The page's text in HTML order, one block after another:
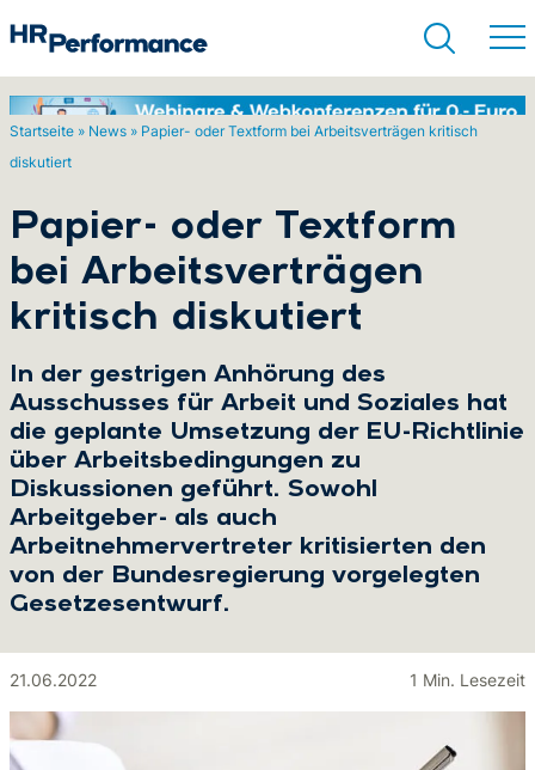
Startseite » News » Papier- oder Textform bei Arbeitsverträgen kritisch
diskutiert
Papier- oder Textform
bei Arbeitsverträgen
kritisch diskutiert
In der gestrigen Anhörung des
Ausschusses für Arbeit und Soziales hat
die geplante Umsetzung der EU-Richtlinie
über Arbeitsbedingungen zu
Diskussionen geführt. Sowohl
Arbeitgeber- als auch
Arbeitnehmervertreter kritisierten den
von der Bundesregierung vorgelegten
Gesetzesentwurf.
21.06.2022 1 Min. Lesezeit